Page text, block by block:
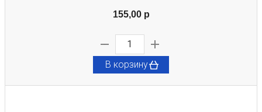
155,00 p
В корзину